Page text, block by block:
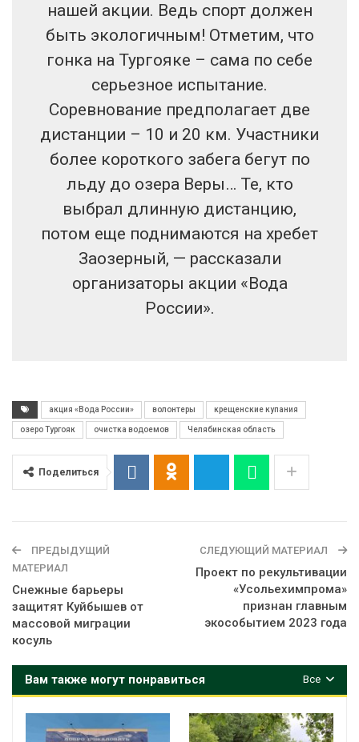
нашей акции. Ведь спорт должен
быть экологичным! Отметим, что
гонка на Тургояке – сама по себе
серьезное испытание.
Соревнование предполагает две
дистанции – 10 и 20 км. Участники
более короткого забега бегут по
льду до озера Веры… Те, кто
выбрал длинную дистанцию,
потом еще поднимаются на хребет
Заозерный, — рассказали
организаторы акции «Вода
России».
акция «Вода России» волонтеры крещенские купания
озеро Тургояк очистка водоемов Челябинская область
Поделиться
ПРЕДЫДУЩИЙ
МАТЕРИАЛ
Снежные барьеры
защитят Куйбышев от
массовой миграции
косуль
СЛЕДУЮЩИЙ МАТЕРИАЛ
Проект по рекультивации
«Усольехимпрома»
признан главным
экособытием 2023 года
Все
Вам также могут понравиться